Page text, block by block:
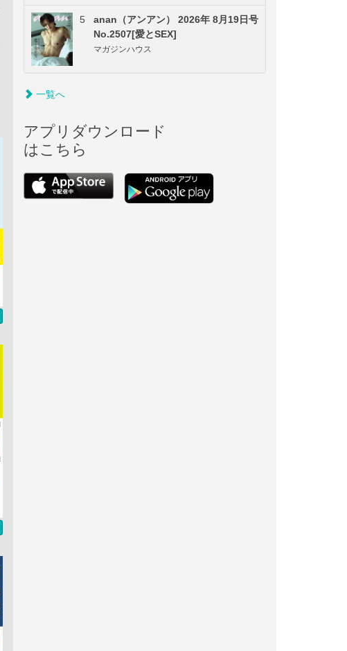
5
anan（アンアン） 2026年 8月19日号
No.2507[愛とSEX]
マガジンハウス
一覧へ
アプリダウンロード
はこちら